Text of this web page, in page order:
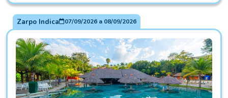
Zarpo Indica 07/09/2026a 08/09/2026